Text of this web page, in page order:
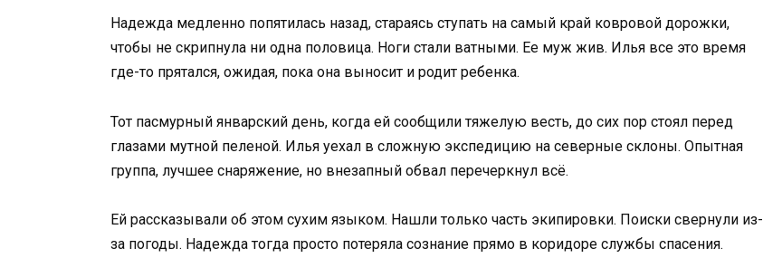
Надежда медленно попятилась назад, стараясь ступать на самый край ковровой дорожки,
чтобы не скрипнула ни одна половица. Ноги стали ватными. Ее муж жив. Илья все это время
где-то прятался, ожидая, пока она выносит и родит ребенка.
Тот пасмурный январский день, когда ей сообщили тяжелую весть, до сих пор стоял перед
глазами мутной пеленой. Илья уехал в сложную экспедицию на северные склоны. Опытная
группа, лучшее снаряжение, но внезапный обвал перечеркнул всё.
Ей рассказывали об этом сухим языком. Нашли только часть экипировки. Поиски свернули из-
за погоды. Надежда тогда просто потеряла сознание прямо в коридоре службы спасения.